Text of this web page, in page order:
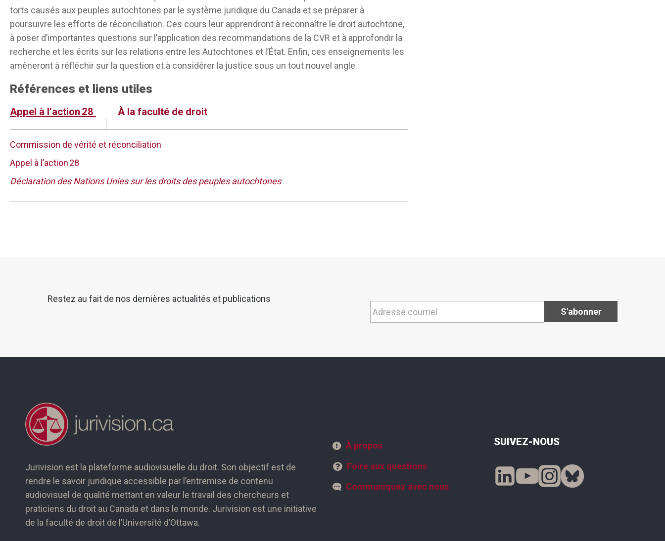
J’espère vraiment que les étudiants repartent avec le sentiment d’avoir les outils de base et
la curiosité nécessaires pour entamer un parcours d’apprentissage tout au long de la vie.
Certains sont arrivés avec une grande expérience de la Commission de vérité et
réconciliation, des relations entre les autochtones et la Couronne, du droit autochtone,
trois cours, ils pourront constater qu’ils savent comment trouver le droit autochtone, qu’ils
de vérité et réconciliation dans les endroits où ils travailleront en tant qu’avocats et
défenseurs des droits de la personne.
praticiens du droit, ils ont donc la responsabilité de s’attaquer à l’héritage des préjudices et
de planifier un avenir de réconciliation.
L’une des choses que nous apprenons dans le rapport final est la fréquence à laquelle le mot
l’histoire canadienne et l’histoire des peuples autochtones. Nous avons décidé de nous
et fait partie de notre engagement envers la réconciliation à long terme.
torts causés aux peuples autochtones par le système juridique du Canada et se préparer à
poursuivre les efforts de réconciliation. Ces cours leur apprendront à reconnaître le droit autochtone,
à poser d’importantes questions sur l’application des recommandations de la CVR et à approfondir la
recherche et les écrits sur les relations entre les Autochtones et l’État. Enfin, ces enseignements les
amèneront à réfléchir sur la question et à considérer la justice sous un tout nouvel angle.
Références et liens utiles
Appel à l’action 28 À la faculté de droit
Commission de vérité et réconciliation
Appel à l’action 28
Déclaration des Nations Unies sur les droits des peuples autochtones
Restez au fait de nos dernières actualités et publications
Jurivision est la plateforme audiovisuelle du droit. Son objectif est de
rendre le savoir juridique accessible par l’entremise de contenu
audiovisuel de qualité mettant en valeur le travail des chercheurs et
praticiens du droit au Canada et dans le monde. Jurivision est une initiative
de la faculté de droit de l’Université d’Ottawa.
À propos
Foire aux questions
Communiquez avec nous
SUIVEZ-NOUS